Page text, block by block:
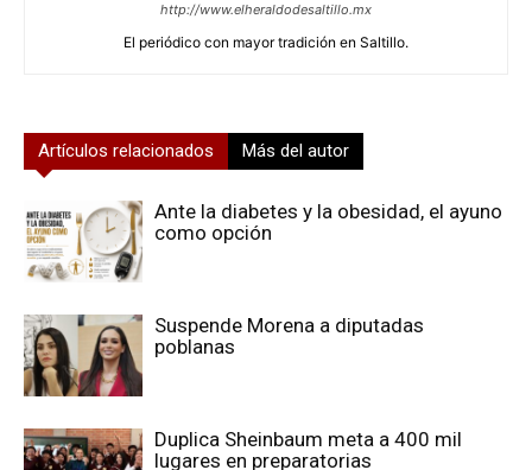
http://www.elheraldodesaltillo.mx
El periódico con mayor tradición en Saltillo.
Artículos relacionados Más del autor
Ante la diabetes y la obesidad, el ayuno
como opción
Suspende Morena a diputadas
poblanas
Duplica Sheinbaum meta a 400 mil
lugares en preparatorias